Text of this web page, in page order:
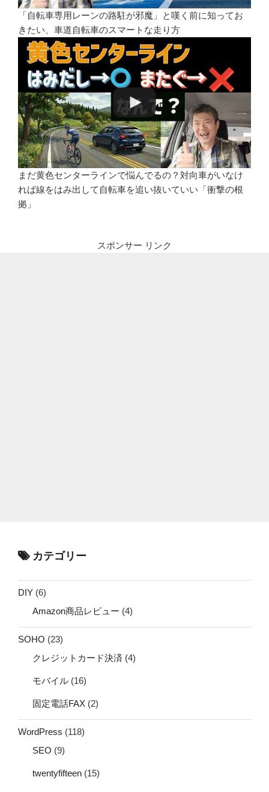
「自転車専用レーンの路駐が邪魔」と嘆く前に知ってお
きたい、車道自転車のスマートな走り方
まだ黄色センターラインで悩んでるの？対向車がいなけ
れば線をはみ出して自転車を追い抜いていい「衝撃の根
拠」
スポンサー リンク
カテゴリー
DIY (6)
Amazon商品レビュー (4)
SOHO (23)
クレジットカード決済 (4)
モバイル (16)
固定電話FAX (2)
WordPress (118)
SEO (9)
twentyfifteen (15)